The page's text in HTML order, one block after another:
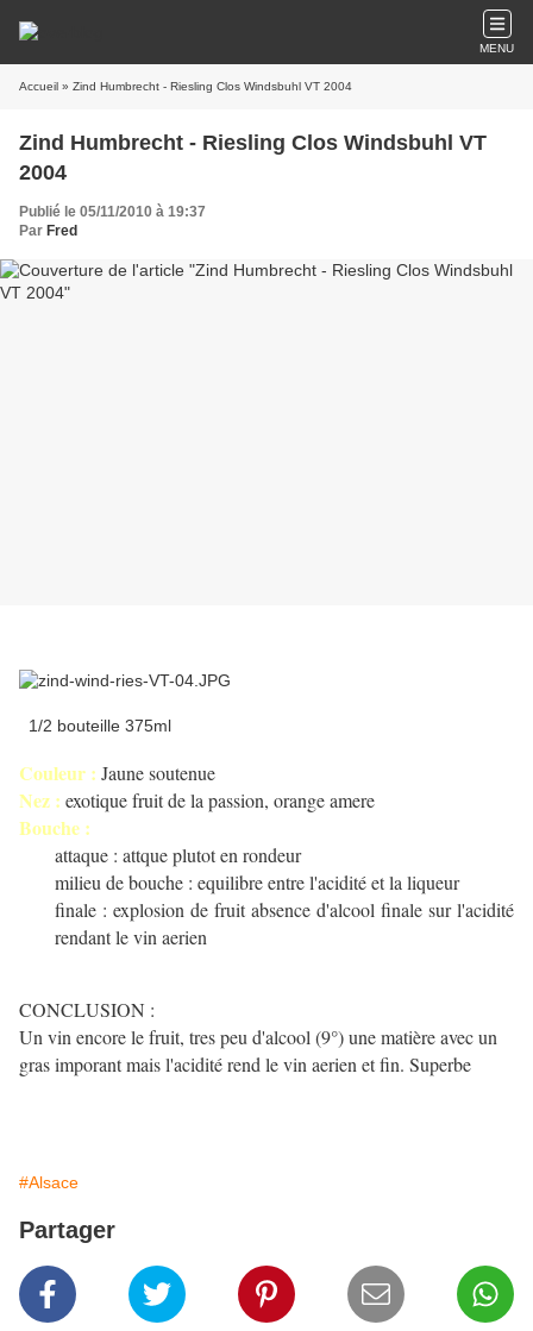
MENU
Accueil » Zind Humbrecht - Riesling Clos Windsbuhl VT 2004
Zind Humbrecht - Riesling Clos Windsbuhl VT
2004
Publié le 05/11/2010 à 19:37
Par Fred
1/2 bouteille 375ml
Couleur : Jaune soutenue
Nez : exotique fruit de la passion, orange amere
Bouche :
attaque : attque plutot en rondeur
milieu de bouche : equilibre entre l'acidité et la liqueur
finale : explosion de fruit absence d'alcool finale sur l'acidité
rendant le vin aerien
CONCLUSION :
Un vin encore le fruit, tres peu d'alcool (9°) une matière avec un
gras imporant mais l'acidité rend le vin aerien et fin. Superbe
#Alsace
Partager